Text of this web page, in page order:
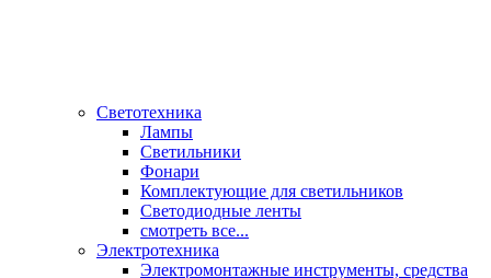
Светотехника
Лампы
Светильники
Фонари
Комплектующие для светильников
Светодиодные ленты
смотреть все...
Электротехника
Электромонтажные инструменты, средства